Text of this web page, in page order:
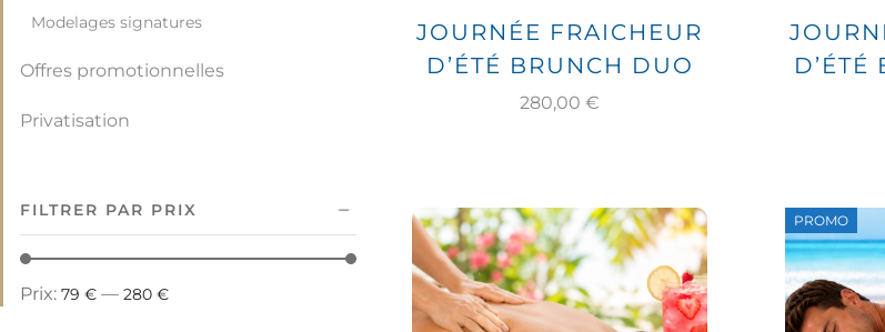
JOURNÉE FRAICHEUR
D’ÉTÉ BRUNCH DUO
280,00 €
D’ÉTÉ
PROMO
Modelages signatures
Offres promotionnelles
Privatisation
Séjour Hôtel
Univers Sensoriel
FILTRER PAR PRIX
Prix: 79 € — 280 €